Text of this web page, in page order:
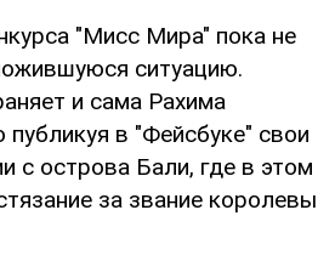
"Мисс Мира" пока не
ситуацию.
и сама Рахима
публикуя в "Фейсбуке" свои
с острова Бали, где в этом
за звание королевы